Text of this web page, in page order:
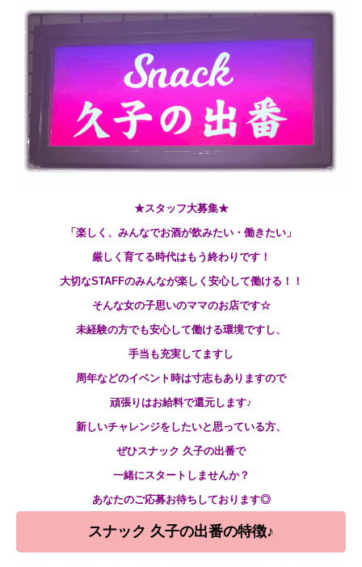
★スタッフ大募集★
「楽しく、みんなでお酒が飲みたい・働きたい」
厳しく育てる時代はもう終わりです！
大切なSTAFFのみんなが楽しく安心して働ける！！
そんな女の子思いのママのお店です☆
未経験の方でも安心して働ける環境ですし、
手当も充実してますし
周年などのイベント時は寸志もありますので
頑張りはお給料で還元します♪
新しいチャレンジをしたいと思っている方、
ぜひスナック 久子の出番で
一緒にスタートしませんか？
あなたのご応募お待ちしております◎
スナック 久子の出番の特徴♪